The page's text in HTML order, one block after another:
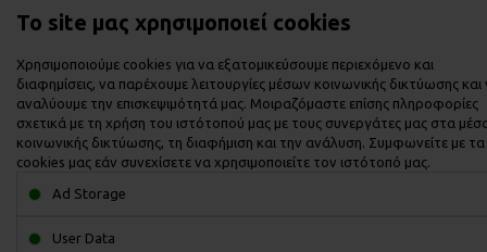
Το site μας χρησιμοποιεί cookies
Χρησιμοποιούμε cookies για να εξατομικεύσουμε περιεχόμενο και
διαφημίσεις, να παρέχουμε λειτουργίες μέσων κοινωνικής δικτύωσης και
αναλύουμε την επισκεψιμότητά μας. Μοιραζόμαστε επίσης πληροφορίες
σχετικά με τη χρήση του ιστότοπού μας με τους συνεργάτες μας στα
κοινωνικής δικτύωσης, τη διαφήμιση και την ανάλυση. Συμφωνείτε με τα
cookies μας εάν συνεχίσετε να χρησιμοποιείτε τον ιστότοπό μας.
Ad Storage
User Data